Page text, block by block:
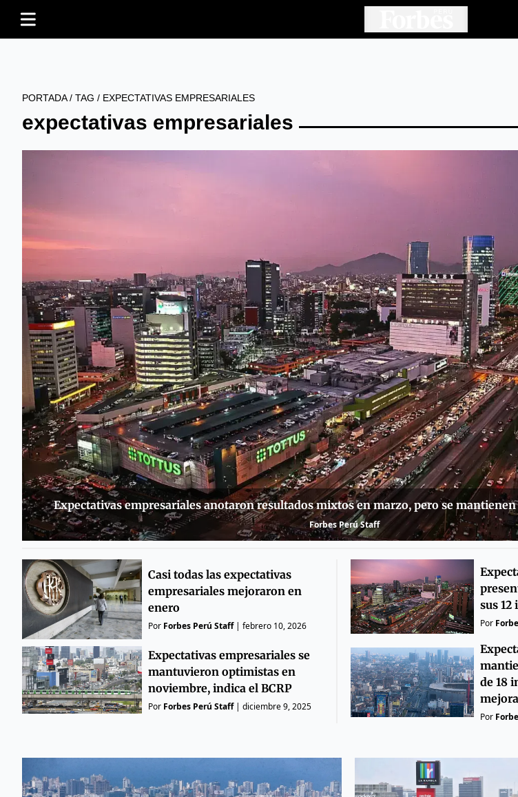
PORTADA/ TAG / EXPECTATIVAS EMPRESARIALES
expectativas empresariales
Expectativas empresariales anotaron resultados mixtos en marzo, pero se
Forbes Perú Staff
Casi todas las expectativas
empresariales mejoraron en
enero
Por Forbes Perú Staff| febrero 10, 2026
Expectativas empresariales se
mantuvieron optimistas en
noviembre, indica el BCRP
Por Forbes Perú Staff| diciembre 9, 2025
sus
Por
de 18
Por